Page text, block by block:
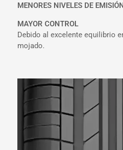
MENORES NIVELES DE
MAYOR CONTROL
Debido al excelente equilibrio
mojado.